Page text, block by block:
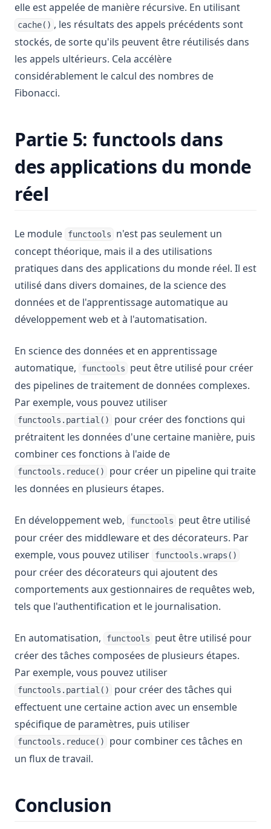
elle est appelée de manière récursive. En utilisant
cache() , les résultats des appels précédents sont
stockés, de sorte qu'ils peuvent être réutilisés dans
les appels ultérieurs. Cela accélère
considérablement le calcul des nombres de
Fibonacci.
Partie 5: functools dans
des applications du monde
réel
Le module functools
n'est pas seulement un
concept théorique, mais il a des utilisations
pratiques dans des applications du monde réel. Il est
utilisé dans divers domaines, de la science des
données et de l'apprentissage automatique au
développement web et à l'automatisation.
En science des données et en apprentissage
automatique,
functools
peut être utilisé pour créer
des pipelines de traitement de données complexes.
Par exemple, vous pouvez utiliser
functools.partial()
pour créer des fonctions qui
prétraitent les données d'une certaine manière, puis
combiner ces fonctions à l'aide de
functools.reduce()
pour créer un pipeline qui traite
les données en plusieurs étapes.
En développement web, functools
peut être utilisé
pour créer des middleware et des décorateurs. Par
exemple, vous pouvez utiliser
functools.wraps()
pour créer des décorateurs qui ajoutent des
comportements aux gestionnaires de requêtes web,
tels que l'authentification et le journalisation.
En automatisation, functools
peut être utilisé pour
créer des tâches composées de plusieurs étapes.
Par exemple, vous pouvez utiliser
functools.partial()
pour créer des tâches qui
effectuent une certaine action avec un ensemble
spécifique de paramètres, puis utiliser
functools.reduce()
pour combiner ces tâches en
un flux de travail.
Conclusion